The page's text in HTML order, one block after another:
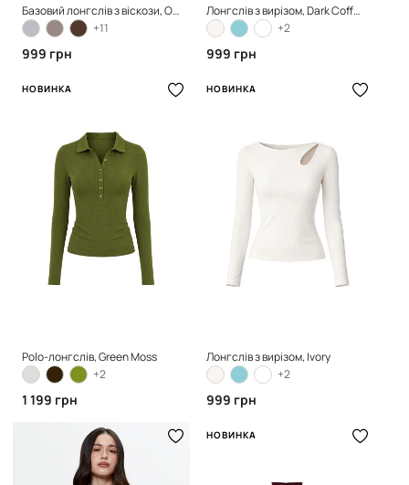
Базовий лонгслів з віскози, Orange
+11
999 грн
Лонгслів з вирізом, Dark Coffee
+2
999 грн
НОВИНКА
Polo-лонгслів, Green Moss
+2
1 199 грн
НОВИНКА
Лонгслів з вирізом, Ivory
+2
999 грн
НОВИНКА